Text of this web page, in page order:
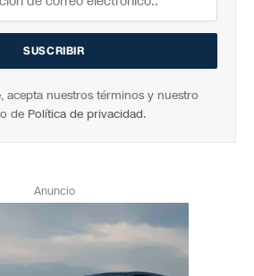
acepta nuestros términos y nuestro
de Política de privacidad.
Anuncio